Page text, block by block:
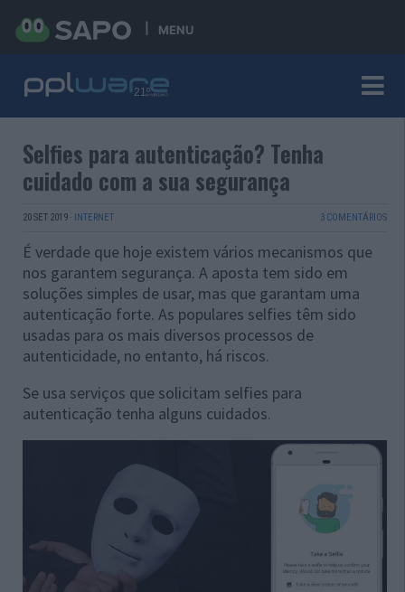
MENU
Selfies para autenticação? Tenha
cuidado com a sua segurança
20 SET 2019 · INTERNET 3 COMENTÁRIOS
É verdade que hoje existem vários mecanismos que
nos garantem segurança. A aposta tem sido em
soluções simples de usar, mas que garantam uma
autenticação forte. As populares selfies têm sido
usadas para os mais diversos processos de
autenticidade, no entanto, há riscos.
Se usa serviços que solicitam selfies para
autenticação tenha alguns cuidados.